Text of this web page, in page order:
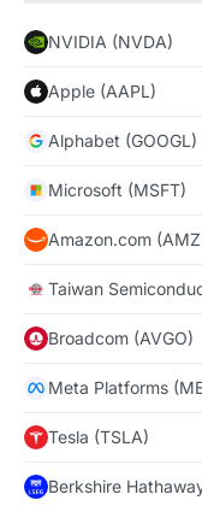
NVIDIA (NVDA)
Apple (AAPL)
Alphabet (GOOGL)
Microsoft (MSFT)
Amazon.com
Taiwan
Broadcom (AVGO)
Meta Platforms
Tesla (TSLA)
Berkshire